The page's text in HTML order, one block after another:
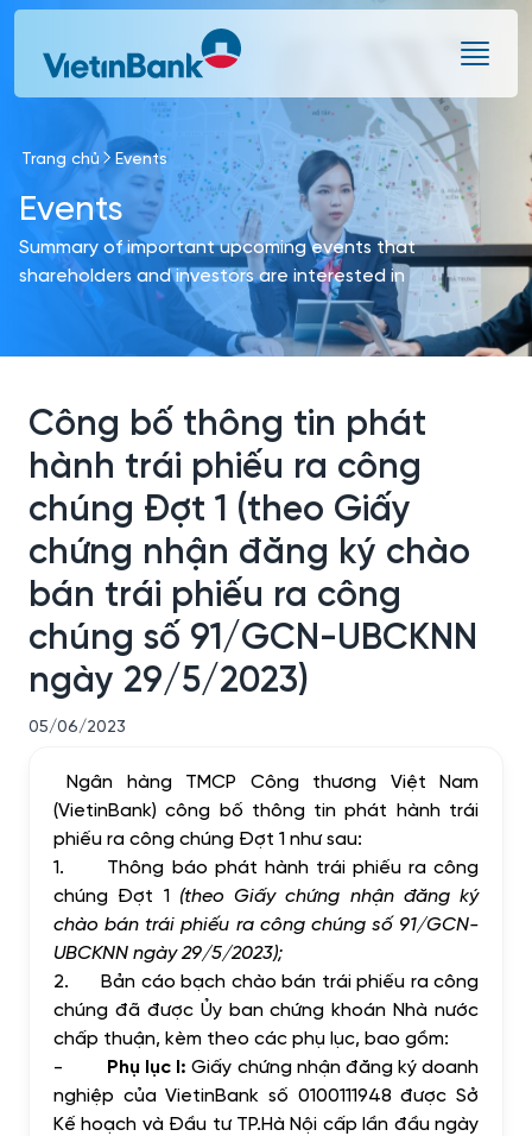
Skip to Main Content
Trang chủ Events
Events
Summary of important upcoming events that
shareholders and investors are interested in
Công bố thông tin phát
hành trái phiếu ra công
chúng Đợt 1 (theo Giấy
chứng nhận đăng ký chào
bán trái phiếu ra công
chúng số 91/GCN-UBCKNN
ngày 29/5/2023)
05/06/2023
Ngân hàng TMCP Công thương Việt Nam
(VietinBank) công bố thông tin phát hành trái
phiếu ra công chúng Đợt 1 như sau:
1.
Thông báo phát hành trái phiếu ra công
chúng Đợt 1 (theo Giấy chứng nhận đăng ký
chào bán trái phiếu ra công chúng số 91/GCN-
UBCKNN ngày 29/5/2023);
2.
Bản cáo bạch chào bán trái phiếu ra công
chúng đã được Ủy ban chứng khoán Nhà nước
chấp thuận, kèm theo các phụ lục, bao gồm:
-
Phụ lục I: Giấy chứng nhận đăng ký doanh
nghiệp của VietinBank số 0100111948 được Sở
Kế hoạch và Đầu tư TP.Hà Nội cấp lần đầu ngày